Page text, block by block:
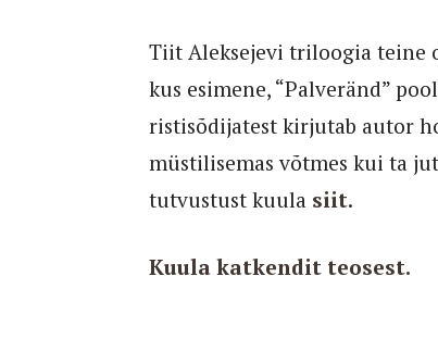
Tiit Aleksejevi triloogia teine
kus esimene, “Palveränd”
ristisõdijatest kirjutab autor
müstilisemas võtmes kui ta
tutvustust kuula siit.
Kuula katkendit teosest.